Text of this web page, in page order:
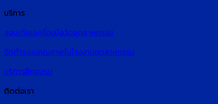
บริการ
สอบเทียบเครื่องมือวัดอุตสาหกรรม
จัดทำระบบคุณภาพในโรงงานอุตสาหกรรม
บริการฝึกอบรม
ติดต่อเรา